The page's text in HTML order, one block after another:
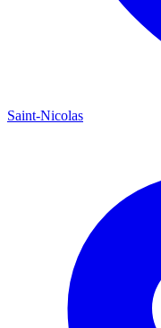
Saint-Nicolas